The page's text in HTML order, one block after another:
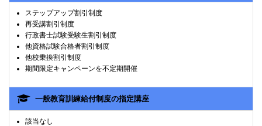
ステップアップ割引制度
再受講割引制度
行政書士試験受験生割引制度
他資格試験合格者割引制度
他校乗換割引制度
期間限定キャンペーンを不定期開催
一般教育訓練給付制度の指定講座
該当なし